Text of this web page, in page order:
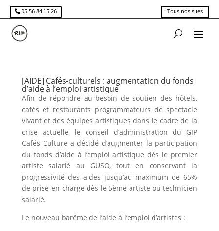
05 56 84 15 26 Tous nos sites
[AIDE] Cafés-culturels : augmentation du fonds
d’aide à l’emploi artistique
Afin de répondre au besoin de soutien des hôtels,
cafés et restaurants programmateurs de spectacle
vivant et des équipes artistiques dans le cadre de la
crise actuelle, le conseil d’administration du GIP
Cafés Culture a décidé d’augmenter la participation
du fonds d’aide à l’emploi artistique dès le premier
artiste salarié au GUSO, tout en conservant la
progressivité des aides jusqu’au maximum de 65%
de prise en charge dès le 5ème artiste ou technicien
salarié.
Le nouveau barême de l’aide à l’emploi d’artistes :